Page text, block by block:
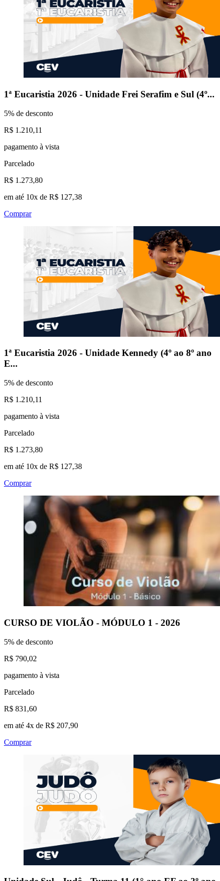
1ª Eucaristia 2026 - Unidade Frei Serafim e Sul (4º...
5% de desconto
R$ 1.210,11
pagamento à vista
Parcelado
R$ 1.273,80
em até 10x de R$ 127,38
Comprar
1ª Eucaristia 2026 - Unidade Kennedy (4º ao 8º ano
E...
5% de desconto
R$ 1.210,11
pagamento à vista
Parcelado
R$ 1.273,80
em até 10x de R$ 127,38
Comprar
CURSO DE VIOLÃO - MÓDULO 1 - 2026
5% de desconto
R$ 790,02
pagamento à vista
Parcelado
R$ 831,60
em até 4x de R$ 207,90
Comprar